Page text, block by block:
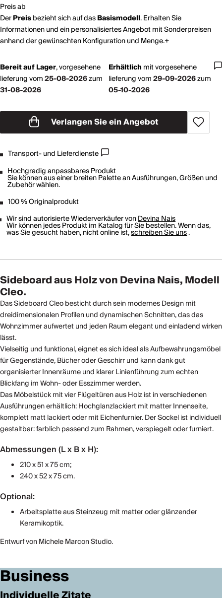
Preis ab
DerPreisbezieht sich auf dasBasismodell. Erhalten Sie
Informationen und ein personalisiertes Angebot mit Sonderpreisen
anhand der gewünschten Konfiguration und Menge.+
Bereit auf Lager,vorgesehene
lieferung vom25-08-2026zum
31-08-2026
Erhältlich mitvorgesehene
lieferung vom29-09-2026zum
05-10-2026
Verlangen Sie ein Angebot
Transport- und Lieferdienste
Hochgradig anpassbares Produkt
Sie können aus einer breiten Palette an Ausführungen, Größen und
Zubehör wählen.
100 % Originalprodukt
Wir sind autorisierte Wiederverkäufer vonDevina Nais
Wir können jedes Produkt im Katalog für Sie bestellen. Wenn das,
was Sie gesucht haben, nicht online ist,schreiben Sie uns.
Sideboard aus Holz von Devina Nais, Modell
Cleo.
Das Sideboard Cleo besticht durch sein modernes Design mit
dreidimensionalen Profilen und dynamischen Schnitten, das das
Wohnzimmer aufwertet und jeden Raum elegant und einladend wirken
lässt.
Vielseitig und funktional, eignet es sich ideal als Aufbewahrungsmöbel
für Gegenstände, Bücher oder Geschirr und kann dank gut
organisierter Innenräume und klarer Linienführung zum echten
Blickfang im Wohn- oder Esszimmer werden.
Das Möbelstück mit vier Flügeltüren aus Holz ist in verschiedenen
Ausführungen erhältlich: Hochglanzlackiert mit matter Innenseite,
komplett matt lackiert oder mit Eichenfurnier. Der Sockel ist individuell
gestaltbar: farblich passend zum Rahmen, verspiegelt oder furniert.
Abmessungen (L x B x H):
210 x 51 x 75 cm;
240 x 52 x 75 cm.
Optional:
Arbeitsplatte aus Steinzeug mit matter oder glänzender
Keramikoptik.
Entwurf von Michele Marcon Studio.
Business